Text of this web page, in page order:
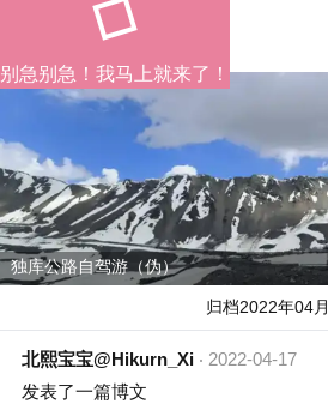
别急别急！我马上就来了！
独库公路自驾游（伪）
归档2022年04月
北熙宝宝@Hikurn_Xi
2022-04-17
发表了一篇博文